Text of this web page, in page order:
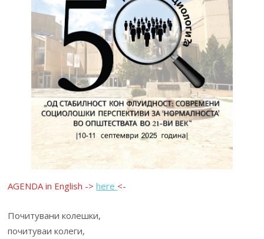
AGENDA in English ->here <-
Почитувани колешки,
почитуваи колеги,